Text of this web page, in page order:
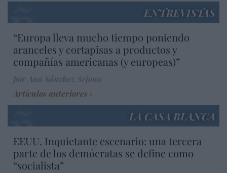
ENTREVISTAS
“Europa lleva mucho tiempo poniendo
aranceles y cortapisas a productos y
compañías americanas (y europeas)”
Artículos anteriores
LA CASA BLANCA
EEUU. Inquietante escenario: una tercera
parte de los demócratas se define como
“socialista”